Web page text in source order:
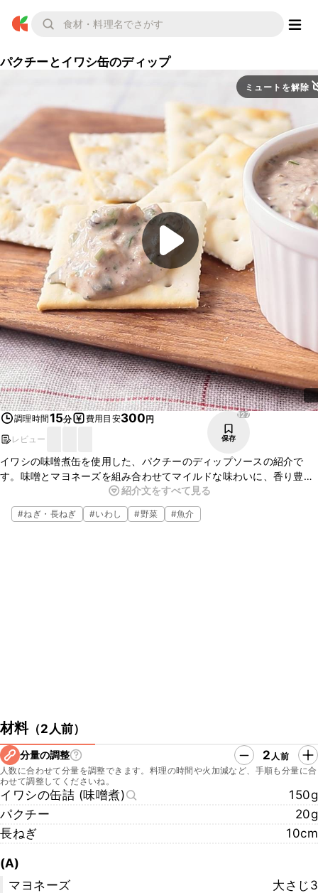
パクチーとイワシ缶のディップ
ミュートを解除
調理時間15分 費用目安300円
レビュー
127
保存
イワシの味噌煮缶を使用した、パクチーのディップソースの紹介で
す。味噌とマヨネーズを組み合わせてマイルドな味わいに、香り豊か
なパクチーをアクセントにした少し大人のディップです。クラッカー
以外にも、パンにのせたり、パスタに和えても美味しくいただけま
す。
紹介文をすべて見る
#ねぎ・長ねぎ #いわし #野菜 #魚介
材料（2人前）
分量の調整 2 人前
人数に合わせて分量を調整できます。料理の時間や火加減など、手順も分量に合
わせて調整してくださいね。
イワシの缶詰 (味噌煮)
150g
パクチー
20g
長ねぎ
10cm
(A)
マヨネーズ
大さじ3